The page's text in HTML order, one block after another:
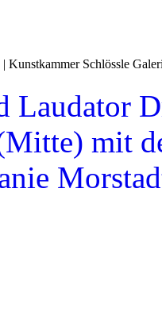
| Kunstkammer Schlössle